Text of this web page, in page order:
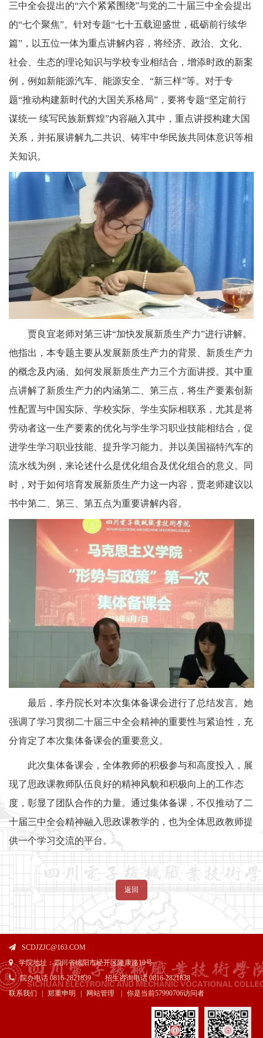
三中全会提出的“六个紧紧围绕”与党的二十届三中全会提出
的“七个聚焦”。针对专题“七十五载迎盛世，砥砺前行续华
篇”，以五位一体为重点讲解内容，将经济、政治、文化、
社会、生态的理论知识与学校专业相结合，增添时政的新案
例，例如新能源汽车、能源安全、“新三样”等。对于专
题“推动构建新时代的大国关系格局”，要将专题“坚定前行
谋统一 续写民族新辉煌”内容融入其中，重点讲授构建大国
关系，并拓展讲解九二共识、铸牢中华民族共同体意识等相
关知识。
贾良宜老师对第三讲“加快发展新质生产力”进行讲解。
他指出，本专题主要从发展新质生产力的背景、新质生产力
的概念及内涵、如何发展新质生产力三个方面讲授。其中重
点讲解了新质生产力的内涵第二、第三点，将生产要素创新
性配置与中国实际、学校实际、学生实际相联系，尤其是将
劳动者这一生产要素的优化与学生学习职业技能相结合，促
进学生学习职业技能、提升学习能力。并以美国福特汽车的
流水线为例，来论述什么是优化组合及优化组合的意义。同
时，对于如何培育发展新质生产力这一内容，贾老师建议以
书中第二、第三、第五点为重要讲解内容。
最后，李丹院长对本次集体备课会进行了总结发言。她
强调了学习贯彻二十届三中全会精神的重要性与紧迫性，充
分肯定了本次集体备课会的重要意义。
此次集体备课会，全体教师的积极参与和高度投入，展
现了思政课教师队伍良好的精神风貌和积极向上的工作态
度，彰显了团队合作的力量。通过集体备课，不仅推动了二
十届三中全会精神融入思政课教学的，也为全体思政教师提
供一个学习交流的平台。
返回
SCDJZJC@163.COM
学院地址：四川省绵阳市经开区隆康路10号
院办电话 0816-2821839 招生咨询电话 0816-2821838
联系我们
郑重申明 网站管理 你是当前57990706访问者